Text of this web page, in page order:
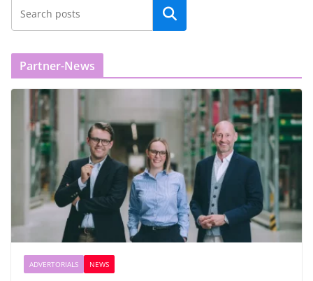
Partner-News
ADVERTORIALS NEWS